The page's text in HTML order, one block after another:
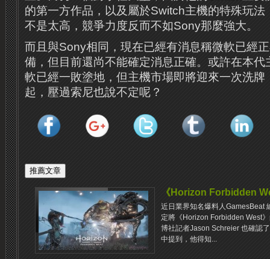
的第一方作品，以及屬於Switch主機的特殊玩法
不是太高，競爭力度反而不如Sony那麼強大。
而且與Sony相同，現在已經有消息稱微軟已經
備，但目前還尚不能確定消息正確。或許在本代
軟已經一敗塗地，但主機市場即將迎來一次洗牌
起，壓過索尼也說不定呢？
《Horizon Forbidden
近日業界知名爆料人GamesBeat
定將《Horizon Forbidden West
博社記者Jason Schreier 也確認
中提到，他得知...